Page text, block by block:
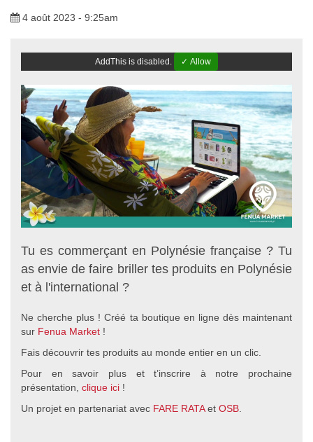
4 août 2023 - 9:25am
AddThis is disabled. ✓ Allow
Tu es commerçant en Polynésie française ? Tu
as envie de faire briller tes produits en Polynésie
et à l'international ?
Ne cherche plus ! Créé ta boutique en ligne dès maintenant
sur Fenua Market !
Fais découvrir tes produits au monde entier en un clic.
Pour en savoir plus et t’inscrire à notre prochaine
présentation, clique ici !
Un projet en partenariat avec FARE RATAet OSB